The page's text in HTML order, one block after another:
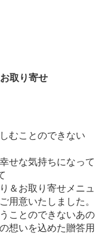
取り寄せ
むことのできない
せな気持ちになって
＆お取り寄せメニュ
用意いたしました。
ことのできないあの
想いを込めた贈答用